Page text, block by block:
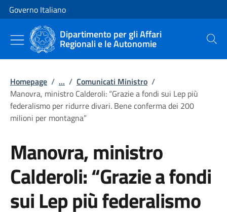
Vai al contenuto
Vai alla navigazione del sito
Governo Italiano
Dipartimento per gli Affari
Regionali e le Autonomie Cerca
Homepage / ... / Comunicati Ministro /
Manovra, ministro Calderoli: “Grazie a fondi sui Lep più
federalismo per ridurre divari. Bene conferma dei 200
milioni per montagna”
Manovra, ministro
Calderoli: “Grazie a fondi
sui Lep più federalismo